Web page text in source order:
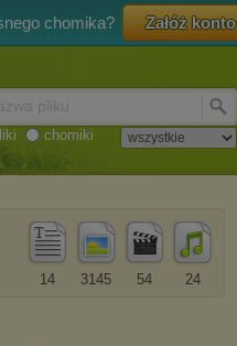
chomika? Załóż konto
chomiki
24
54
3145
14